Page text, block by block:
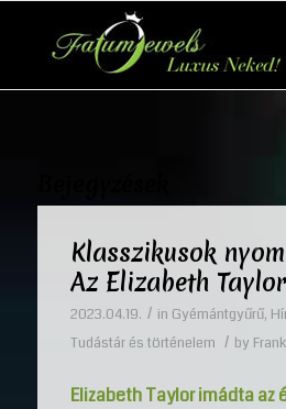
Klasszikusok
Az Elizabeth
2023.04.19. / in Gyémántgyűrű,
Tudástár és történelem / by
Elizabeth Taylor imádta az